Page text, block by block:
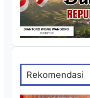
Rekomendasi